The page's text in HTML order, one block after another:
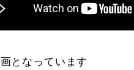
となっています